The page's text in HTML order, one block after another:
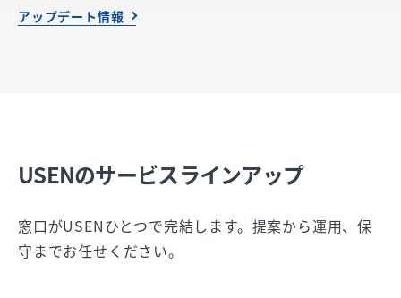
アップデート情報
USENのサービスラインアップ
窓口がUSENひとつで完結します。提案から運用、保
守までお任せください。